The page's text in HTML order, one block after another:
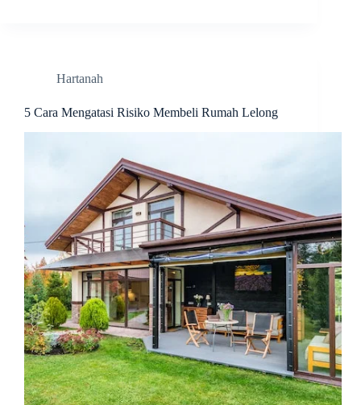
Hartanah
5 Cara Mengatasi Risiko Membeli Rumah Lelong